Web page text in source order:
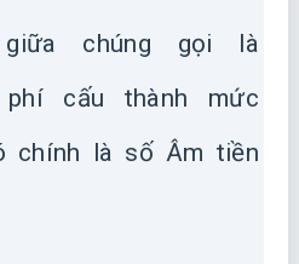
giữa chúng gọi là
cấu thành mức
chính là số Âm tiền